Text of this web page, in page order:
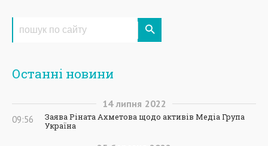
Останні новини
14 липня 2022
09:56
Заява Ріната Ахметова щодо активів Медіа Група
Україна